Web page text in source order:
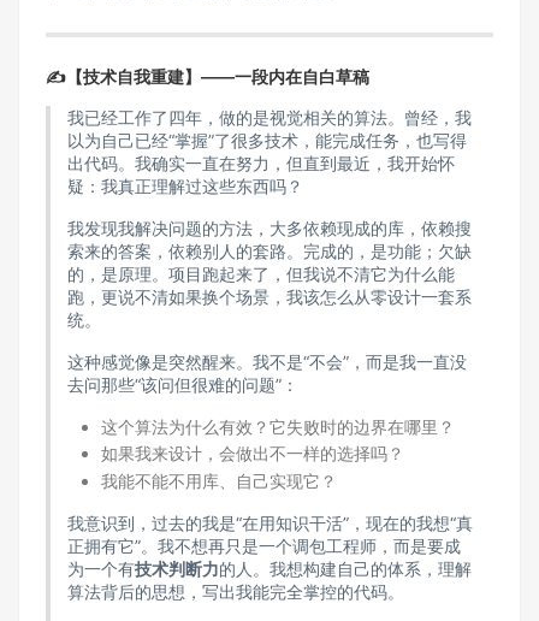
✍️【技术自我重建】——一段内在自白草稿
我已经工作了四年，做的是视觉相关的算法。曾经，我
以为自己已经“掌握”了很多技术，能完成任务，也写得
出代码。我确实一直在努力，但直到最近，我开始怀
疑：我真正理解过这些东西吗？
我发现我解决问题的方法，大多依赖现成的库，依赖搜
索来的答案，依赖别人的套路。完成的，是功能；欠缺
的，是原理。项目跑起来了，但我说不清它为什么能
跑，更说不清如果换个场景，我该怎么从零设计一套系
统。
这种感觉像是突然醒来。我不是“不会”，而是我一直没
去问那些“该问但很难的问题”：
这个算法为什么有效？它失败时的边界在哪里？
如果我来设计，会做出不一样的选择吗？
我能不能不用库、自己实现它？
我意识到，过去的我是“在用知识干活”，现在的我想“真
正拥有它”。我不想再只是一个调包工程师，而是要成
为一个有技术判断力的人。我想构建自己的体系，理解
算法背后的思想，写出我能完全掌控的代码。